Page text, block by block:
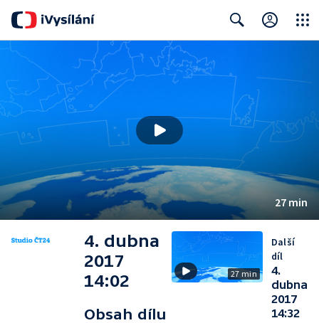
27 min
4. dubna
2017
14:02
Obsah dílu
27 min
Další
díl
4.
dubna
2017
14:32